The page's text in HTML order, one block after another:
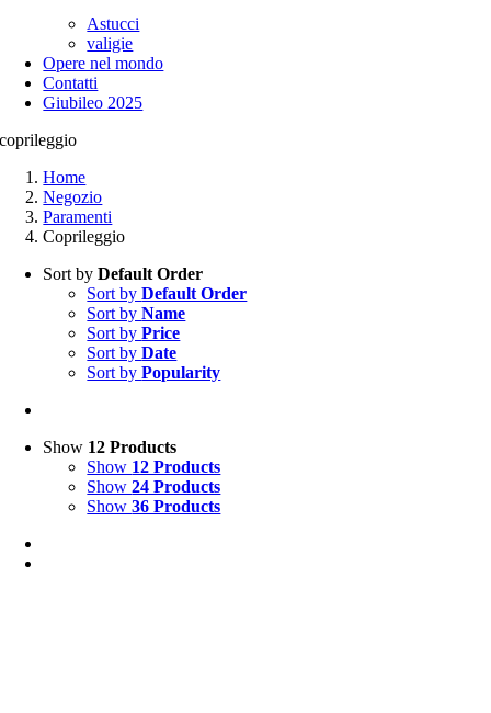
Astucci
valigie
Opere nel mondo
Contatti
Giubileo 2025
coprileggio
Home
Negozio
Paramenti
Coprileggio
Sort byDefault Order
Sort byDefault Order
Sort byName
Sort byPrice
Sort byDate
Sort byPopularity
Show 12 Products
Show 12 Products
Show24 Products
Show36 Products